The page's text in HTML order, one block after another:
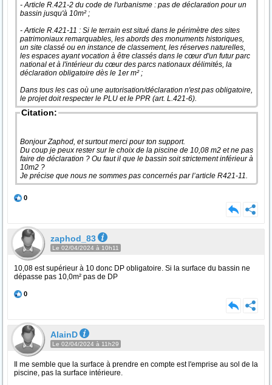
- Article R.421-2 du code de l'urbanisme : pas de déclaration pour un
bassin jusqu'à 10m² ;
- Article R.421-11 : Si le terrain est situé dans le périmètre des sites
patrimoniaux remarquables, les abords des monuments historiques,
un site classé ou en instance de classement, les réserves naturelles,
les espaces ayant vocation à être classés dans le cœur d'un futur parc
national et à l'intérieur du cœur des parcs nationaux délimités, la
déclaration obligatoire dès le 1er m² ;
Dans tous les cas où une autorisation/déclaration n'est pas obligatoire,
le projet doit respecter le PLU et le PPR (art. L.421-6).
Citation:
Bonjour Zaphod, et surtout merci pour ton support.
Du coup je peux rester sur le choix de la piscine de 10,08 m2 et ne pas
faire de déclaration ? Ou faut il que le bassin soit strictement inférieur à
10m2 ?
Je précise que nous ne sommes pas concernés par l’article R421-11.
0
zaphod_83
Le 02/04/2024 à 10h11
10,08 est supérieur à 10 donc DP obligatoire. Si la surface du bassin ne
dépasse pas 10,0m² pas de DP
0
AlainD
Le 02/04/2024 à 11h29
Il me semble que la surface à prendre en compte est l'emprise au sol de la
piscine, pas la surface intérieure.